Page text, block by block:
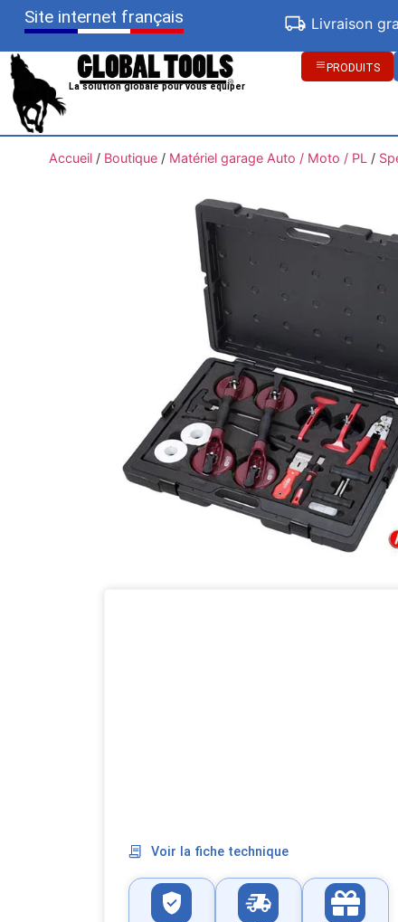
Site internet français Livraison
La solution globale pour vous équiper
PRODUITS
Accueil/ Boutique/ Matériel garage Auto / Moto / PL /
Voir la fiche technique